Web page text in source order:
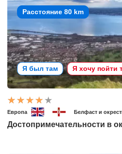
Расстояние 80 km
Я был там Я хочу пойти
Европа Белфаст и
Достопримечательности в